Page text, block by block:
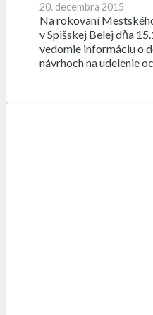
20. decembra 2015
Na rokovaní
v Spišskej Belej dňa
vedomie informáciu o
návrhoch na udelenie